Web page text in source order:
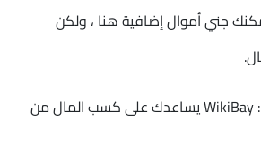
جني أموال إضافية هنا ، ولكن
الشكل الذي يبدو عليه: WikiBay يساعدك على كسب المال من